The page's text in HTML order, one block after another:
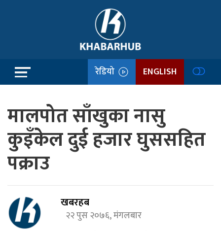
रेडियो ENGLISH
मालपोत साँखुका नासु
कुइँकेल दुई हजार घुससहित
पक्राउ
खबरहब
२२ पुस २०७६, मंगलबार